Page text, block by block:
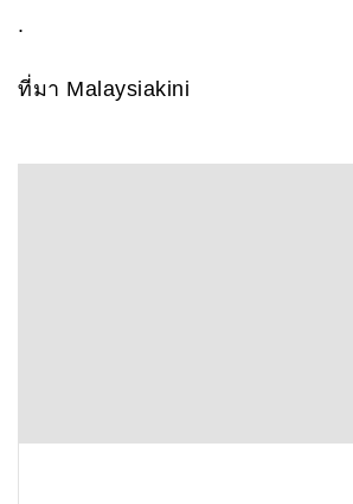
.
ที่มา Malaysiakini